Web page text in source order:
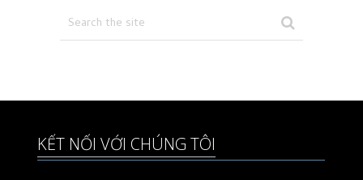
KẾT NỐI VỚI CHÚNG TÔI